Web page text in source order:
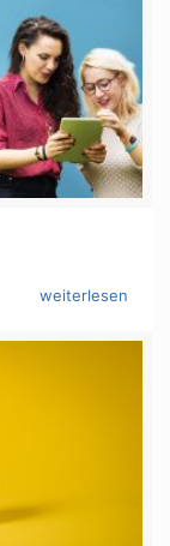
weiterlesen